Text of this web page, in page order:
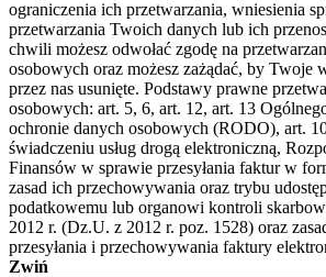
ograniczenia ich przetwarzania, wniesienia
przetwarzania Twoich danych lub ich
chwili możesz odwołać zgodę na
osobowych oraz możesz zażądać, by Twoje
przez nas usunięte. Podstawy prawne
osobowych: art. 5, 6, art. 12, art. 13
ochronie danych osobowych (RODO), art.
świadczeniu usług drogą elektroniczną,
Finansów w sprawie przesyłania faktur w
zasad ich przechowywania oraz trybu
podatkowemu lub organowi kontroli
2012 r. (Dz.U. z 2012 r. poz. 1528) oraz
przesyłania i przechowywania faktury
Zwiń